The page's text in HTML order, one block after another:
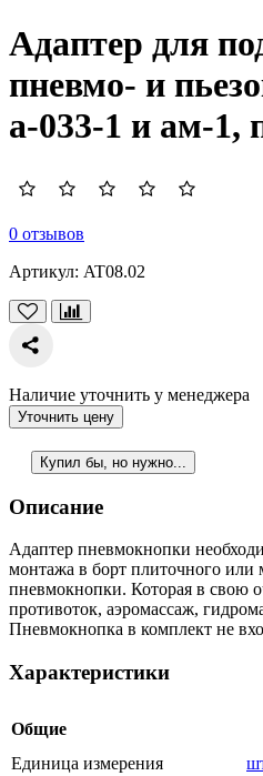
Адаптер для
пневмо- и
а-033-1 и ам-1,
0 отзывов
Артикул: AT08.02
Наличие уточнить у менеджера
Уточнить цену
Купил бы, но нужно...
Описание
Адаптер пневмокнопки
монтажа в борт плиточного или
пневмокнопки. Которая в свою
противоток, аэромассаж,
Пневмокнопка в комплект не
Характеристики
Общие
Единица измерения